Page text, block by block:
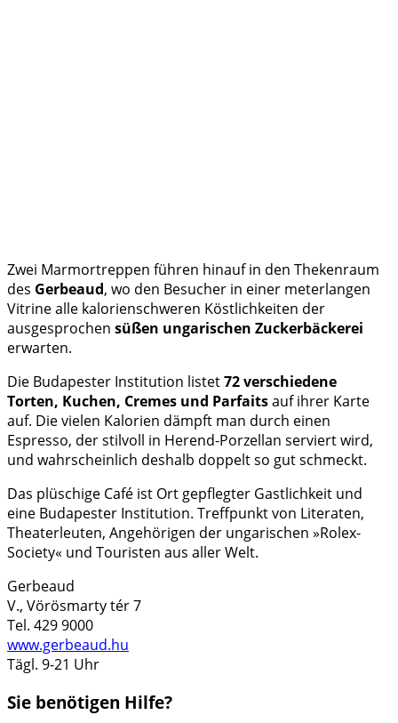
Zwei Marmortreppen führen hinauf in den Thekenraum
des Gerbeaud, wo den Besucher in einer meterlangen
Vitrine alle kalorienschweren Köstlichkeiten der
ausgesprochen süßen ungarischen Zuckerbäckerei
erwarten.
Die Budapester Institution listet72 verschiedene
Torten, Kuchen, Cremes und Parfaitsauf ihrer Karte
auf. Die vielen Kalorien dämpft man durch einen
Espresso, der stilvoll in Herend-Porzellan serviert wird,
und wahrscheinlich deshalb doppelt so gut schmeckt.
Das plüschige Café ist Ort gepflegter Gastlichkeit und
eine Budapester Institution. Treffpunkt von Literaten,
Theaterleuten, Angehörigen der ungarischen »Rolex-
Society« und Touristen aus aller Welt.
Gerbeaud
V., Vörösmarty tér 7
Tel. 429 9000
www.gerbeaud.hu
Tägl. 9-21 Uhr
Sie benötigen Hilfe?